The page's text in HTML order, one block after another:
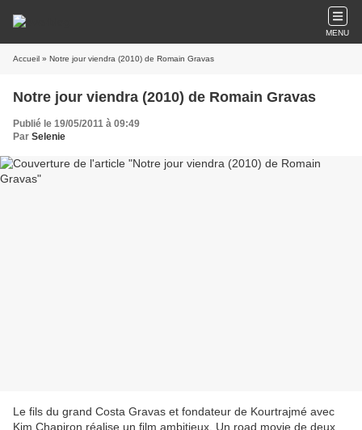
MENU
Accueil » Notre jour viendra (2010) de Romain Gravas
Notre jour viendra (2010) de Romain Gravas
Publié le 19/05/2011 à 09:49
Par Selenie
Le fils du grand Costa Gravas et fondateur de Kourtrajmé avec
Kim Chapiron réalise un film ambitieux. Un road movie de deux